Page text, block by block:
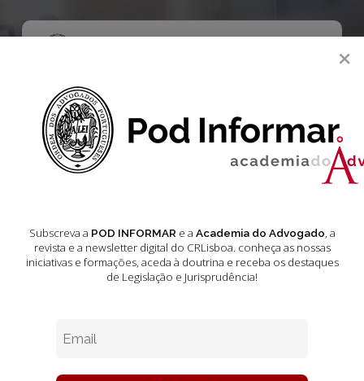
main
Menu
Academia do Advogado
Informação Aduaneira e Fiscal
Legislação
Aduaneira e Fiscal
×
Subscreva a POD INFORMARe a Academia do Advogado, a
revista e a newsletter digital do CRLisboa. conheça as nossas
iniciativas e formações, aceda à doutrina e receba os destaques
de Legislação e Jurisprudência!